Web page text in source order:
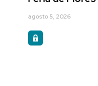
agosto 5, 2026